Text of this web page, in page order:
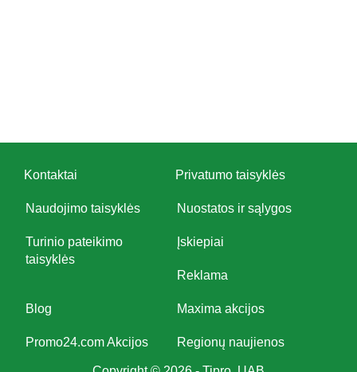
Kontaktai Privatumo taisyklės
Naudojimo taisyklės Nuostatos ir sąlygos
Turinio pateikimo
taisyklės
Įskiepiai
Reklama
Blog Maxima akcijos
Promo24.com Akcijos Regionų naujienos